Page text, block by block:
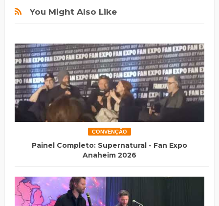
You Might Also Like
CONVENÇÃO
Painel Completo: Supernatural - Fan Expo
Anaheim 2026